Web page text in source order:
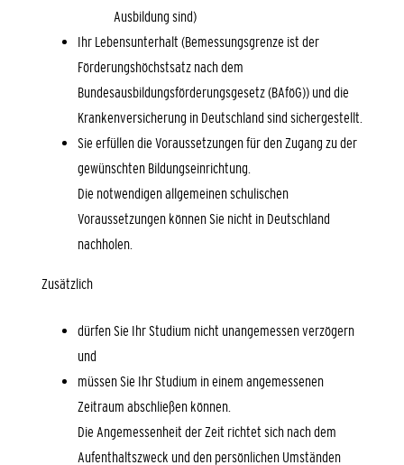
Ausbildung sind)
Ihr Lebensunterhalt (Bemessungsgrenze ist der
Förderungshöchstsatz nach dem
Bundesausbildungsförderungsgesetz (BAföG)) und die
Krankenversicherung in Deutschland sind sichergestellt.
Sie erfüllen die Voraussetzungen für den Zugang zu der
gewünschten Bildungseinrichtung.
Die notwendigen allgemeinen schulischen
Voraussetzungen können Sie nicht in Deutschland
nachholen.
Zusätzlich
dürfen Sie Ihr Studium nicht unangemessen verzögern
und
müssen Sie Ihr Studium in einem angemessenen
Zeitraum abschließen können.
Die Angemessenheit der Zeit richtet sich nach dem
Aufenthaltszweck und den persönlichen Umständen